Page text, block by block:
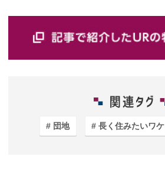
団地 長く住みたいワケ